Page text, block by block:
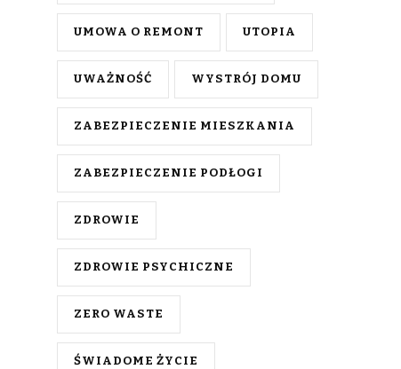
UMOWA O REMONT UTOPIA
UWAŻNOŚĆ WYSTRÓJ DOMU
ZABEZPIECZENIE MIESZKANIA
ZABEZPIECZENIE PODŁOGI
ZDROWIE
ZDROWIE PSYCHICZNE
ZERO WASTE
ŚWIADOME ŻYCIE